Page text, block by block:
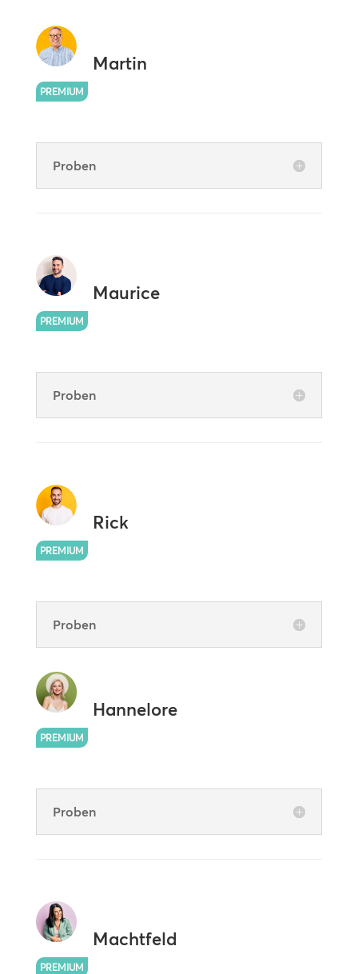
Martin
PREMIUM
Proben
Maurice
PREMIUM
Proben
Rick
PREMIUM
Proben
Hannelore
PREMIUM
Proben
Machtfeld
PREMIUM